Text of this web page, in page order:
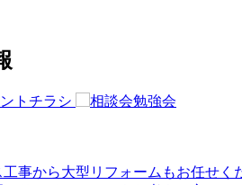
工事から大型リフォームもお任せく